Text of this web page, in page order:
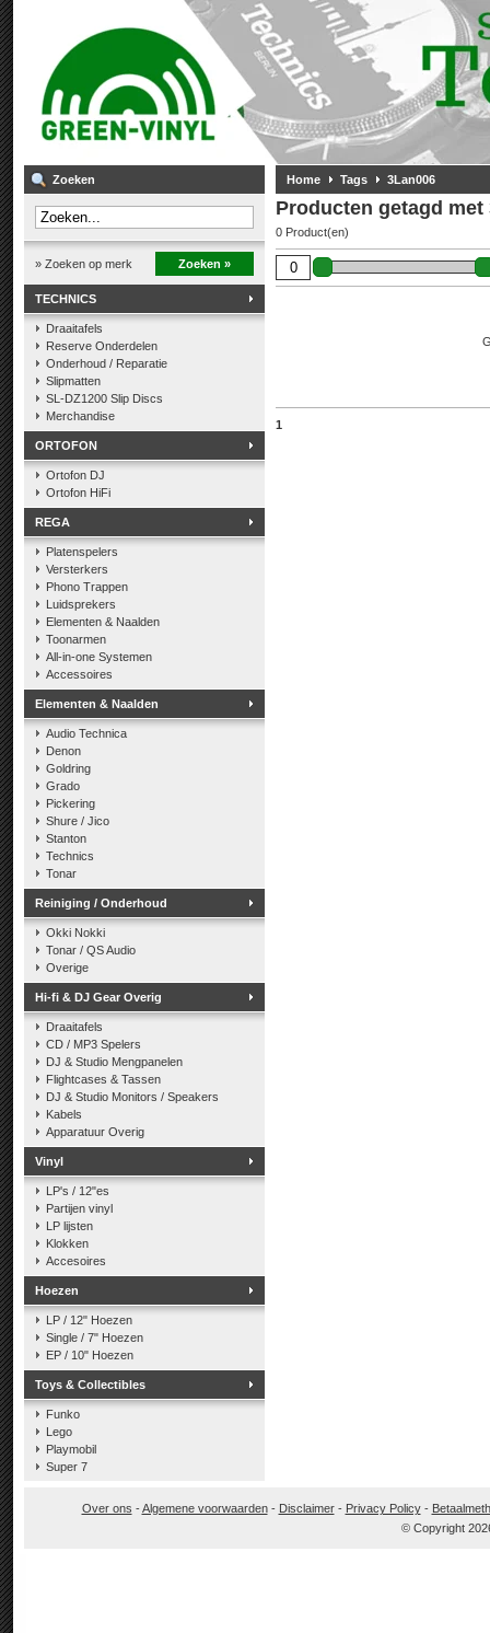
Zoeken
» Zoeken op merk Zoeken »
TECHNICS
Draaitafels
Reserve Onderdelen
Onderhoud / Reparatie
Slipmatten
SL-DZ1200 Slip Discs
Merchandise
ORTOFON
Ortofon DJ
Ortofon HiFi
REGA
Platenspelers
Versterkers
Phono Trappen
Luidsprekers
Elementen & Naalden
Toonarmen
All-in-one Systemen
Accessoires
Elementen & Naalden
Audio Technica
Denon
Goldring
Grado
Pickering
Shure / Jico
Stanton
Technics
Tonar
Reiniging / Onderhoud
Okki Nokki
Tonar / QS Audio
Overige
Hi-fi & DJ Gear Overig
Draaitafels
CD / MP3 Spelers
DJ & Studio Mengpanelen
Flightcases & Tassen
DJ & Studio Monitors / Speakers
Kabels
Apparatuur Overig
Vinyl
LP's / 12"es
Partijen vinyl
LP lijsten
Klokken
Accesoires
Hoezen
LP / 12" Hoezen
Single / 7" Hoezen
EP / 10" Hoezen
Toys & Collectibles
Funko
Lego
Playmobil
Super 7
Home Tags 3Lan006
Producten getagd met
0 Product(en)
1
Over ons -Algemene voorwaarden- Disclaimer- Privacy Policy-
© Copyright